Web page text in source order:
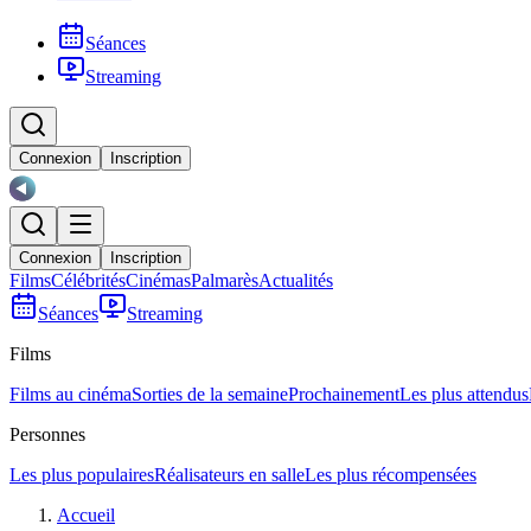
Séances
Streaming
Connexion Inscription
Connexion Inscription
FilmsCélébritésCinémasPalmarèsActualités
Séances
Streaming
Films
Films au cinémaSorties de la semaineProchainementLes plus attendus
Personnes
Les plus populairesRéalisateurs en salleLes plus récompensées
Accueil